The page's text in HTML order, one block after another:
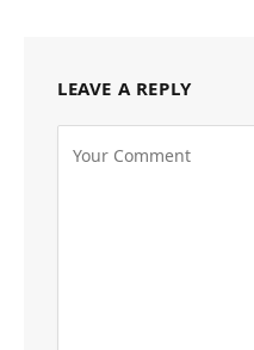
LEAVE A REPLY